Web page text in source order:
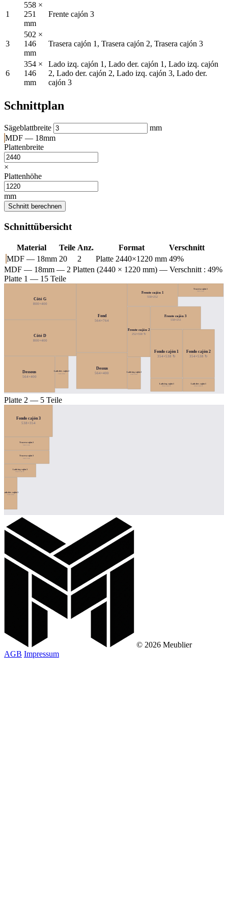
1
558 ×
251
mm
Frente cajón 3
3
502 ×
146
mm
Trasera cajón 1, Trasera cajón 2, Trasera cajón 3
6
354 ×
146
mm
Lado izq. cajón 1, Lado der. cajón 1, Lado izq. cajón
2, Lado der. cajón 2, Lado izq. cajón 3, Lado der.
cajón 3
Schnittplan
Sägeblattbreite
mm
MDF — 18mm
Plattenbreite
×
Plattenhöhe
mm
Schnitt berechnen
Schnittübersicht
Material Teile Anz. Format
Verschnitt
MDF — 18mm 20 2 Platte 2440×1220 mm 49%
MDF — 18mm — 2 Platten (2440 × 1220 mm) — Verschnitt : 49%
Platte 1 — 15 Teile
Côté G
800×400
Côté D
800×400
Fond
564×764
Dessus
564×400
Dessous
564×400
Frente cajón 1
558×252
Frente cajón 2
252×558 ↻
Frente cajón 3
558×251
Fondo cajón 1
354×538 ↻
Fondo cajón 2
354×538 ↻
Trasera cajón 1
Lado izq. cajón 1
354×146 ↻
Lado der. cajón 1
354×146 ↻
Lado izq. cajón 2
Lado der. cajón 2
146×354
Platte 2 — 5 Teile
Fondo cajón 3
538×354
Trasera cajón 2
502×146
Trasera cajón 3
502×146
Lado izq. cajón 3
354×146 ↻
Lado der. cajón 3
© 2026 Meublier
AGB Impressum